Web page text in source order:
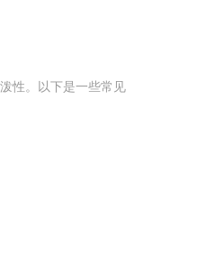
性。以下是一些常见